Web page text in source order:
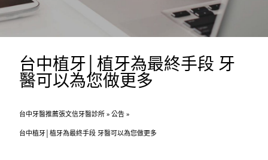
台中植牙│植牙為最終手段 牙
醫可以為您做更多
台中牙醫推薦張文信牙醫診所 » 公告 »
台中植牙│植牙為最終手段 牙醫可以為您做更多